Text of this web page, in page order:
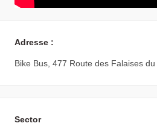
Adresse :
Bike Bus, 477 Route des Falaises
Sector